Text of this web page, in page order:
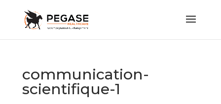
communication-
scientifique-1